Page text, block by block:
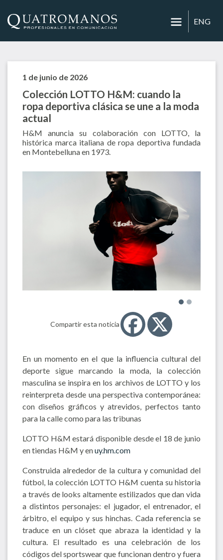
ENG
1 de junio de 2026
Colección LOTTO H&M: cuando la
ropa deportiva clásica se une a la moda
actual
H&M anuncia su colaboración con LOTTO, la
histórica marca italiana de ropa deportiva fundada
en Montebelluna en 1973.
Compartir esta noticia
En un momento en el que la influencia cultural del
deporte sigue marcando la moda, la colección
masculina se inspira en los archivos de LOTTO y los
reinterpreta desde una perspectiva contemporánea:
con diseños gráficos y atrevidos, perfectos tanto
para la calle como para las tribunas
LOTTO H&M estará disponible desde el 18 de junio
en tiendas H&M y enuy.hm.com
Construida alrededor de la cultura y comunidad del
fútbol, la colección LOTTO H&M cuenta su historia
a través de looks altamente estilizados que dan vida
a distintos personajes: el jugador, el entrenador, el
árbitro, el equipo y sus hinchas. Cada referencia se
traduce en un clóset que abraza la identidad y la
cultura. El resultado es una celebración de los
códigos del sportswear que funcionan dentro y fuera